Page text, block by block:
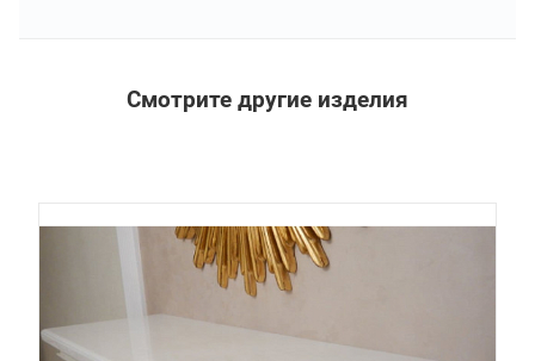
Смотрите другие изделия